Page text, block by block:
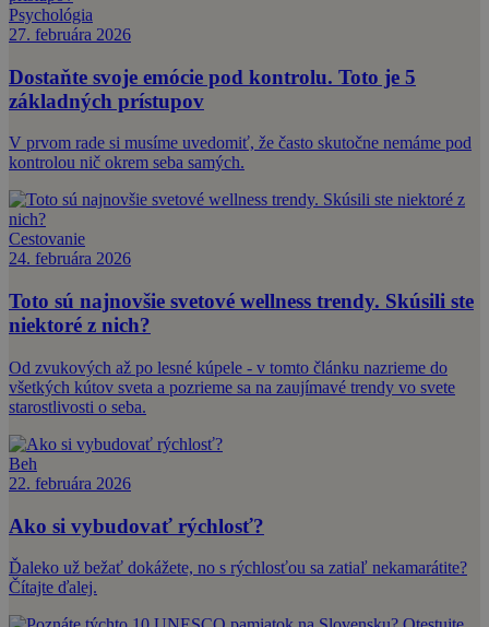
Psychológia
27. februára 2026
Dostaňte svoje emócie pod kontrolu. Toto je 5
základných prístupov
V prvom rade si musíme uvedomiť, že často skutočne nemáme pod
kontrolou nič okrem seba samých.
Cestovanie
24. februára 2026
Toto sú najnovšie svetové wellness trendy. Skúsili ste
niektoré z nich?
Od zvukových až po lesné kúpele - v tomto článku nazrieme do
všetkých kútov sveta a pozrieme sa na zaujímavé trendy vo svete
starostlivosti o seba.
Beh
22. februára 2026
Ako si vybudovať rýchlosť?
Ďaleko už bežať dokážete, no s rýchlosťou sa zatiaľ nekamarátite?
Čítajte ďalej.